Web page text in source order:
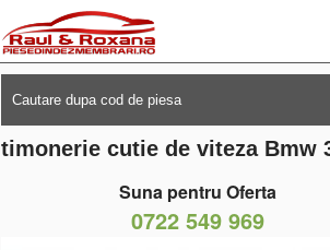
timonerie cutie de viteza Bmw
Suna pentru Oferta
0722 549 969